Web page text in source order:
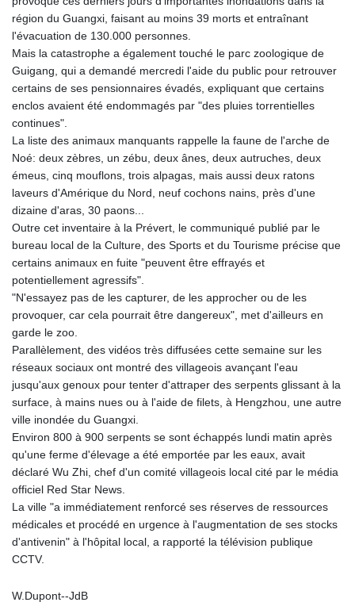
région du Guangxi, faisant au moins 39 morts et entraînant
l'évacuation de 130.000 personnes.
Mais la catastrophe a également touché le parc zoologique de
Guigang, qui a demandé mercredi l'aide du public pour retrouver
certains de ses pensionnaires évadés, expliquant que certains
enclos avaient été endommagés par "des pluies torrentielles
continues".
La liste des animaux manquants rappelle la faune de l'arche de
Noé: deux zèbres, un zébu, deux ânes, deux autruches, deux
émeus, cinq mouflons, trois alpagas, mais aussi deux ratons
laveurs d'Amérique du Nord, neuf cochons nains, près d'une
dizaine d'aras, 30 paons...
Outre cet inventaire à la Prévert, le communiqué publié par le
bureau local de la Culture, des Sports et du Tourisme précise que
certains animaux en fuite "peuvent être effrayés et
potentiellement agressifs".
"N'essayez pas de les capturer, de les approcher ou de les
provoquer, car cela pourrait être dangereux", met d'ailleurs en
garde le zoo.
Parallèlement, des vidéos très diffusées cette semaine sur les
réseaux sociaux ont montré des villageois avançant l'eau
jusqu'aux genoux pour tenter d'attraper des serpents glissant à la
surface, à mains nues ou à l'aide de filets, à Hengzhou, une autre
ville inondée du Guangxi.
Environ 800 à 900 serpents se sont échappés lundi matin après
qu'une ferme d'élevage a été emportée par les eaux, avait
déclaré Wu Zhi, chef d'un comité villageois local cité par le média
officiel Red Star News.
La ville "a immédiatement renforcé ses réserves de ressources
médicales et procédé en urgence à l'augmentation de ses stocks
d'antivenin" à l'hôpital local, a rapporté la télévision publique
CCTV.
W.Dupont--JdB